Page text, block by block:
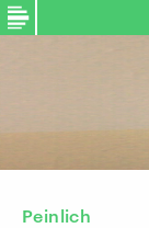
Peinlich